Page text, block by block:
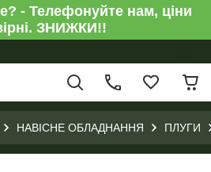
- Телефонуйте нам, ціни
ЗНИЖКИ!!
НАВІСНЕ ОБЛАДНАННЯ ПЛУГИ